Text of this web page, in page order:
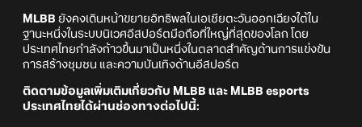
MLBB ยังคงเดินหน้าขยายอิทธิพลในเอเชียตะวันออกเฉียงใต้ใน
ฐานะหนึ่งในระบบนิเวศอีสปอร์ตมือถือที่ใหญ่ที่สุดของโลก โดย
ประเทศไทยกำลังก้าวขึ้นมาเป็นหนึ่งในตลาดสำคัญด้านการแข่งขัน
การสร้างชุมชน และความบันเทิงด้านอีสปอร์ต
ติดตามข้อมูลเพิ่มเติมเกี่ยวกับ MLBB และ MLBB esports
ประเทศไทยได้ผ่านช่องทางต่อไปนี้: